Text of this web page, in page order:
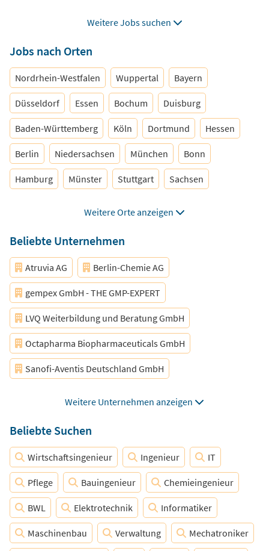
Data Scientist
Weitere Jobs suchen
Jobs nach Orten
Nordrhein-Westfalen Wuppertal Bayern
Düsseldorf Essen Bochum Duisburg
Baden-Württemberg Köln Dortmund Hessen
Berlin Niedersachsen München Bonn
Hamburg Münster Stuttgart Sachsen
Thüringen Brandenburg Leipzig
Sachsen-Anhalt Mecklenburg-Vorpommern
Bremen Saarland Frankfurt
Nordrhein-Westfalen Wuppertal Bayern
Düsseldorf Essen Bochum Duisburg
Baden-Württemberg Köln Dortmund
Niedersachsen München Bonn
Hamburg Münster
Rheinland-Pfalz Bielefeld Mannheim Dresden
Hannover Nürnberg Schleswig-Holstein
Thüringen Brandenburg Leipzig
Sachsen-Anhalt Mecklenburg-Vorpommern
Weitere Orte anzeigen
Beliebte Unternehmen
Atruvia AG Berlin-Chemie AG
gempex GmbH - THE GMP-EXPERT
LVQ Weiterbildung und Beratung GmbH
Octapharma Biopharmaceuticals GmbH
Sanofi-Aventis Deutschland GmbH
Weitere Unternehmen anzeigen
Beliebte Suchen
Wirtschaftsingenieur Ingenieur IT
Pflege Bauingenieur Chemieingenieur
BWL Elektrotechnik Informatiker
Maschinenbau Verwaltung Mechatroniker